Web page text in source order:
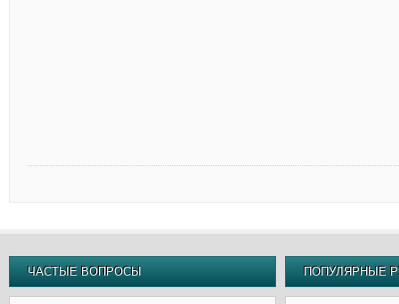
ЧАСТЫЕ ВОПРОСЫ ПОПУЛЯРНЫЕ